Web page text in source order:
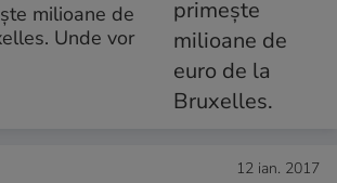
milioane de
Unde vor
12 ian. 2017